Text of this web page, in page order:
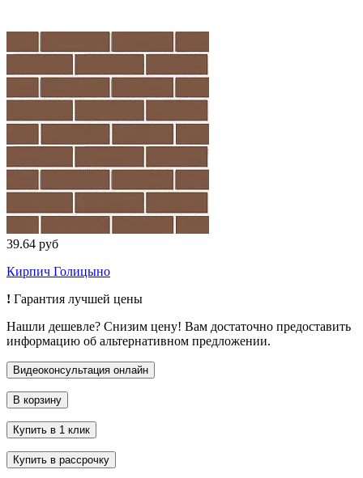
39.64 руб
Кирпич Голицыно
! Гарантия лучшей цены
Нашли дешевле? Снизим цену! Вам достаточно предоставить
информацию об альтернативном предложении.